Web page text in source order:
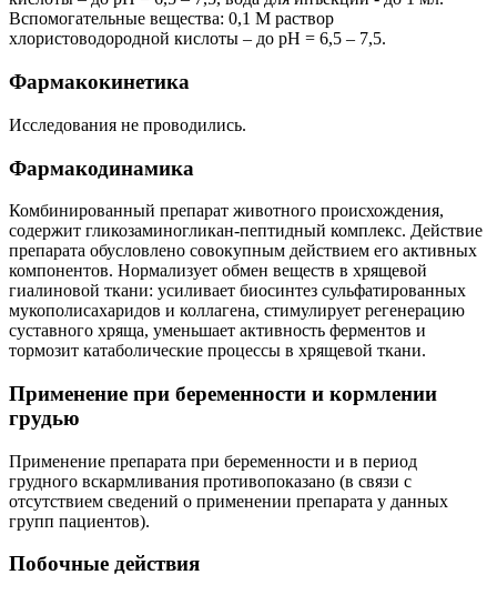
Вспомогательные вещества: 0,1 M раствор
хлористоводородной кислоты – до pH = 6,5 – 7,5.
Фармакокинетика
Исследования не проводились.
Фармакодинамика
Комбинированный препарат животного происхождения,
содержит гликозаминогликан-пептидный комплекс. Действие
препарата обусловлено совокупным действием его активных
компонентов. Нормализует обмен веществ в хрящевой
гиалиновой ткани: усиливает биосинтез сульфатированных
мукополисахаридов и коллагена, стимулирует регенерацию
суставного хряща, уменьшает активность ферментов и
тормозит катаболические процессы в хрящевой ткани.
Применение при беременности и кормлении
грудью
Применение препарата при беременности и в период
грудного вскармливания противопоказано (в связи с
отсутствием сведений о применении препарата у данных
групп пациентов).
Побочные действия